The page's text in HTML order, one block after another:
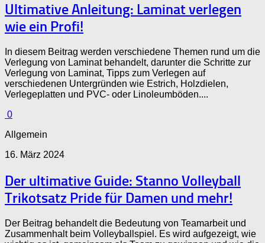
Ultimative Anleitung: Laminat verlegen
wie ein Profi!
In diesem Beitrag werden verschiedene Themen rund um die
Verlegung von Laminat behandelt, darunter die Schritte zur
Verlegung von Laminat, Tipps zum Verlegen auf
verschiedenen Untergründen wie Estrich, Holzdielen,
Verlegeplatten und PVC- oder Linoleumböden....
0
Allgemein
16. März 2024
Der ultimative Guide: Stanno Volleyball
Trikotsatz Pride für Damen und mehr!
Der Beitrag behandelt die Bedeutung von Teamarbeit und
Zusammenhalt beim Volleyballspiel. Es wird aufgezeigt, wie